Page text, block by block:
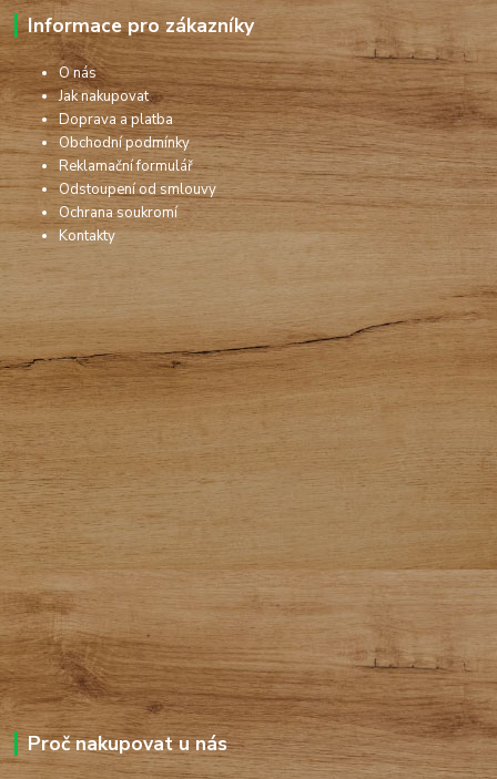
Informace pro zákazníky
O nás
Jak nakupovat
Doprava a platba
Obchodní podmínky
Reklamační formulář
Odstoupení od smlouvy
Ochrana soukromí
Kontakty
Proč nakupovat u nás